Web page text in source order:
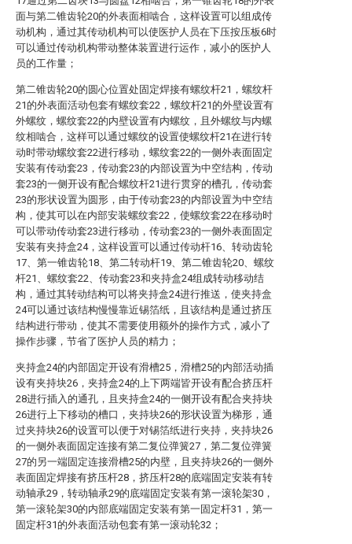
面与第二锥齿轮20的外表面相啮合，这样设置可以组成传
动机构，通过其传动机构可以使医护人员在下压按压板6时
可以通过传动机构带动整体装置进行运作，减小的医护人
员的工作量；
第二锥齿轮20的圆心位置处固定焊接有螺纹杆21，螺纹杆
21的外表面活动包套有螺纹套22，螺纹杆21的外壁设置有
外螺纹，螺纹套22的内壁设置有内螺纹，且外螺纹与内螺
纹相啮合，这样可以通过螺纹的设置使螺纹杆21在进行转
动时带动螺纹套22进行移动，螺纹套22的一侧外表面固定
安装有传动套23，传动套23的内部设置为中空结构，传动
套23的一侧开设有配合螺纹杆21进行贯穿的槽孔，传动套
23的形状设置为圆形，由于传动套23的内部设置为中空结
构，使其可以在内部安装螺纹套22，使螺纹套22在移动时
可以带动传动套23进行移动，传动套23的一侧外表面固定
安装有夹持盒24，这样设置可以通过传动杆16、转动齿轮
17、第一锥齿轮18、第二转动杆19、第二锥齿轮20、螺纹
杆21、螺纹套22、传动套23和夹持盒24组成转动移动结
构，通过其转动结构可以将夹持盒24进行推送，使夹持盒
24可以通过该结构慢慢靠近锡箔纸，且该结构是通过挤压
结构进行带动，使其不需要使用额外的操作方式，减小了
操作步骤，节省了医护人员的精力；
夹持盒24的内部固定开设有滑槽25，滑槽25的内部活动插
设有夹持块26，夹持盒24的上下两端皆开设有配合挤压杆
28进行插入的通孔，且夹持盒24的一侧开设有配合夹持块
26进行上下移动的槽口，夹持块26的形状设置为梯形，通
过夹持块26的设置可以便于对锡箔纸进行夹持，夹持块26
的一侧外表面固定连接有第二复位弹簧27，第二复位弹簧
27的另一端固定连接滑槽25的内壁，且夹持块26的一侧外
表面固定焊接有挤压杆28，挤压杆28的底端固定安装有转
动轴承29，转动轴承29的底端固定安装有第一滚轮架30，
第一滚轮架30的内部底端固定安装有第一固定杆31，第一
固定杆31的外表面活动包套有第一滚动轮32；